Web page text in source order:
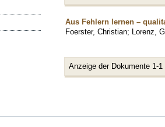
Aus Fehlern lernen –
Foerster, Christian; Lorenz,
Anzeige der Dokumente 1-1